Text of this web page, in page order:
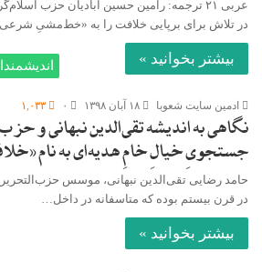
عربی ۲۱ ترجمه: رامین حسین آبادیان حزب
در تلاش برای برپایی خلافت را به «خط‌مشیِ
بیشتر بخوانید »
ادمین سایت شعوبا ۱۸ آبان ۱۳۹۸ ۰ ۱,۰۳۳
نگاهی به اندیشه تقی‌الدین نبهانی و
جستجویِ خیالِ خامِ هدیه‌ای به نام
حامد رضایی تقی‌الدین نبهانی، موسس حزب‌التحریر
در قرن بیستم بوده که متاسفانه در داخل…
بیشتر بخوانید »